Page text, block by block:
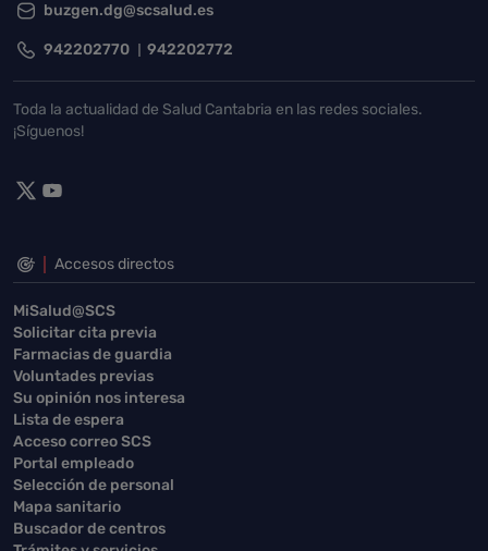
buzgen.dg@scsalud.es
942202770 942202772
Toda la actualidad de Salud Cantabria en las redes sociales.
¡Síguenos!
Accesos directos
MiSalud@SCS
Solicitar cita previa
Farmacias de guardia
Voluntades previas
Su opinión nos interesa
Lista de espera
Acceso correo SCS
Portal empleado
Selección de personal
Mapa sanitario
Buscador de centros